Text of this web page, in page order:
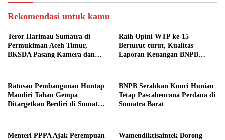
Rekomendasi untuk kamu
Teror Harimau Sumatra di
Permukiman Aceh Timur,
BKSDA Pasang Kamera dan
Raih Opini WTP ke-15
Berturut-turut, Kualitas
Laporan Keuangan BNPB
Ratusan Pembangunan Huntap
Mandiri Tahan Gempa
Ditargetkan Berdiri di Sumatra
BNPB Serahkan Kunci Hunian
Tetap Pascabencana Perdana di
Sumatra Barat
Menteri PPPA Ajak Perempuan
Wamendiktisaintek Dorong